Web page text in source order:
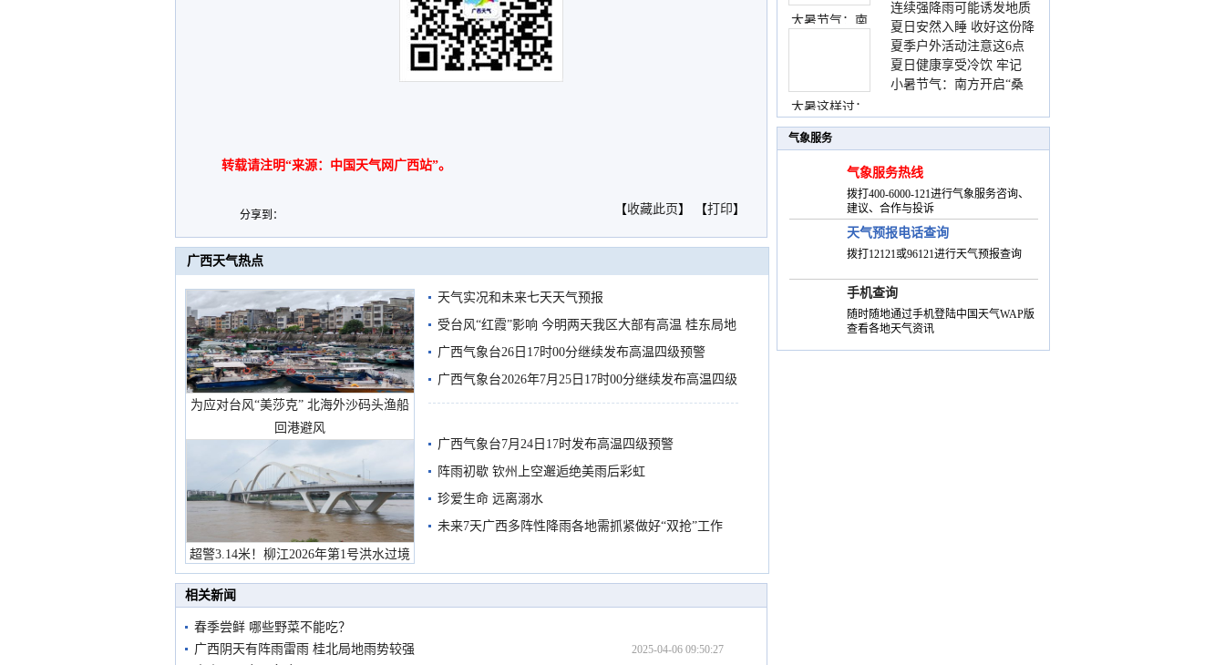
转载请注明“来源：中国天气网广西站”。
分享到： 【收藏此页 】 【打印】
广西天气热点
为应对台风“美莎克” 北海外沙码头渔船
回港避风
超警3.14米！柳江2026年第1号洪水过境
市民在堤岸见证汛况
天气实况和未来七天天气预报
受台风“红霞”影响 今明两天我区大部有高温 桂东局地
有较强降雨
广西气象台26日17时00分继续发布高温四级预警
广西气象台2026年7月25日17时00分继续发布高温四级
预警
广西气象台7月24日17时发布高温四级预警
阵雨初歇 钦州上空邂逅绝美雨后彩虹
珍爱生命 远离溺水
未来7天广西多阵性降雨各地需抓紧做好“双抢”工作
相关新闻
春季尝鲜 哪些野菜不能吃？
2025-04-06 09:50:27
广西阴天有阵雨雷雨 桂北局地雨势较强
大暑节气：南
大暑这样过：
险提示请收好
连续强降雨可能诱发地质
灾害 这些前兆要知道
夏日安然入睡 收好这份降
温小贴士
夏季户外活动注意这6点
防暑健身两不误
夏日健康享受冷饮 牢记
“两注意一控制”
小暑节气：南方开启“桑
季
气象服务
气象服务热线
拨打400-6000-121进行气象服务咨询、
建议、合作与投诉
天气预报电话查询
拨打12121或96121进行天气预报查询
手机查询
随时随地通过手机登陆中国天气WAP版
查看各地天气资讯